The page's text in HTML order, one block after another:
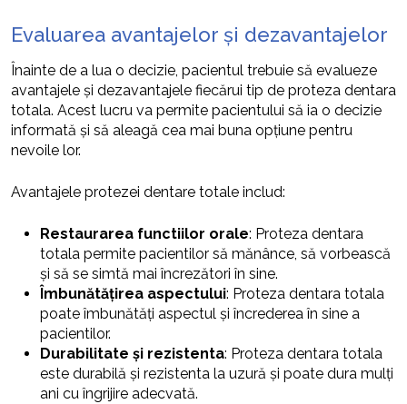
Evaluarea avantajelor și dezavantajelor
Înainte de a lua o decizie, pacientul trebuie să evalueze
avantajele și dezavantajele fiecărui tip de proteza dentara
totala. Acest lucru va permite pacientului să ia o decizie
informată și să aleagă cea mai buna opțiune pentru
nevoile lor.
Avantajele protezei dentare totale includ:
Restaurarea functiilor orale: Proteza dentara
totala permite pacientilor să mănânce, să vorbească
și să se simtă mai încrezători în sine.
Îmbunătățirea aspectului: Proteza dentara totala
poate îmbunătăți aspectul și încrederea în sine a
pacientilor.
Durabilitate și rezistenta: Proteza dentara totala
este durabilă și rezistenta la uzură și poate dura mulți
ani cu îngrijire adecvată.